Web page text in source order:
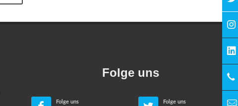
Folge uns
Folge uns Folge uns